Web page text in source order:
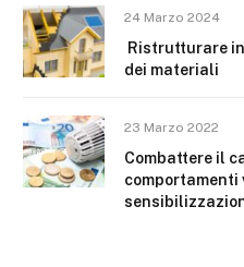
24 Marzo 2024
Ristrutturare
dei materiali
23 Marzo 2022
Combattere il
comportamenti